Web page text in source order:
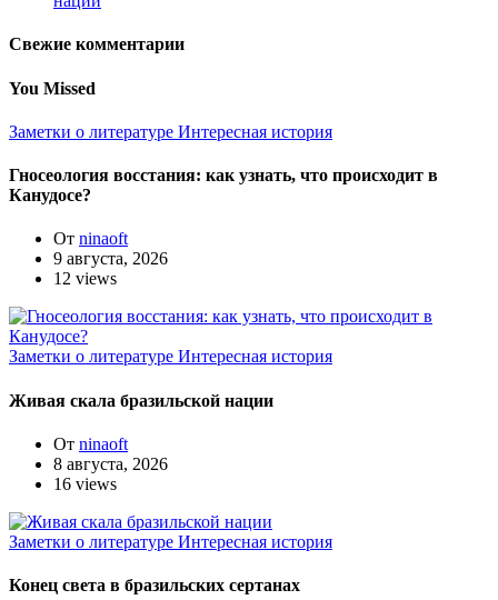
Свежие комментарии
You Missed
Заметки о литературе Интересная история
Гносеология восстания: как узнать, что происходит в
Канудосе?
От ninaoft
9 августа, 2026
12 views
Заметки о литературе Интересная история
Живая скала бразильской нации
От ninaoft
8 августа, 2026
16 views
Заметки о литературе Интересная история
Конец света в бразильских сертанах